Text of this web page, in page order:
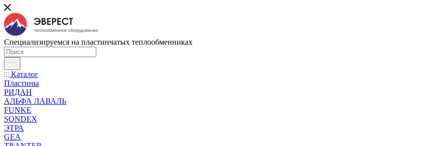
Специализируемся на пластинчатых теплообменниках
Каталог
Пластины
РИДАН
АЛЬФА ЛАВАЛЬ
FUNKE
SONDEX
ЭТРА
GEA